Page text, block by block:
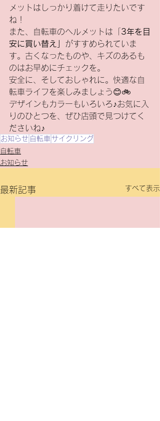
メットはしっかり着けて走りたいです
ね！
また、自転車のヘルメットは「 3年を目
安に買い替え」 がすすめられていま
す。古くなったものや、キズのあるも
のはお早めにチェックを。
安全に、そしておしゃれに。快適な自
転車ライフを楽しみましょう😊🚲
デザインもカラーもいろいろ♪お気に入
りのひとつを、ぜひ店頭で見つけてく
ださいね♪
お知らせ 自転車 サイクリング
自転車
お知らせ
最新記事 すべて表示